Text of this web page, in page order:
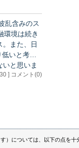
環境は続き
。また、日
いと考え
と思いま
] コメント(0)
）については、以下の点を十